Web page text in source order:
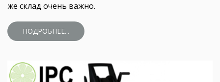
же склад очень важно.
ПОДРОБНЕЕ...